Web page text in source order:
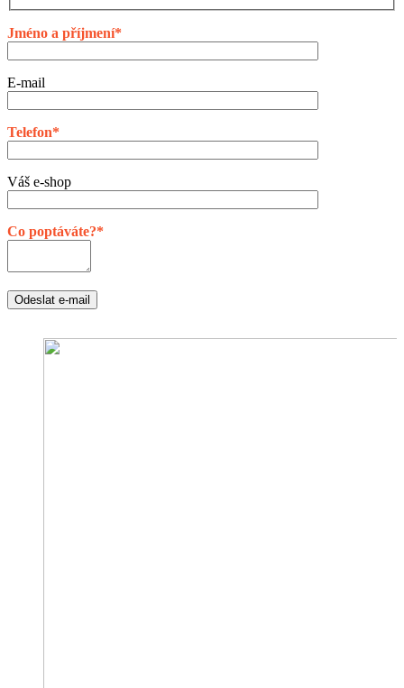
Jméno a příjmení*
E-mail
Telefon*
Váš e-shop
Co poptáváte?*